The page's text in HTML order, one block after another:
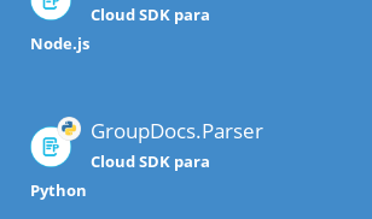
Cloud SDK para
Node.js
GroupDocs.Parser
Cloud SDK para
Python